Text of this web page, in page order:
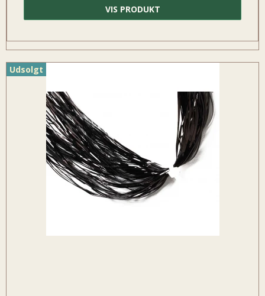
VIS PRODUKT
Udsolgt